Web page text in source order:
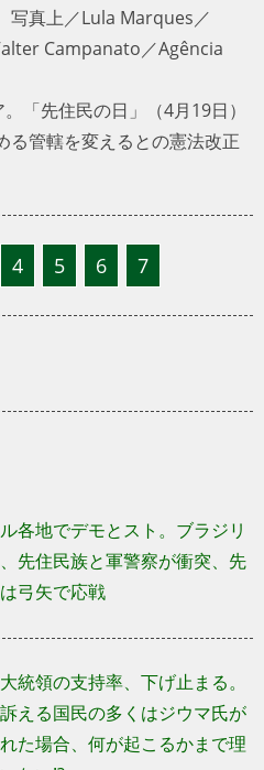
写真上／Lula Marques／
Campanato／Agência
「先住民の日」（4月19日）
る管轄を変えるとの憲法改正
4 5 6 7
各地でデモとスト。ブラジリ
先住民族と軍警察が衝突、先
弓矢で応戦
統領の支持率、下げ止まる。
える国民の多くはジウマ氏が
た場合、何が起こるかまで理